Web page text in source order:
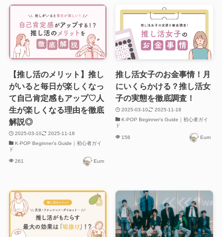
【推し活のメリット】推し
がいると毎日が楽しくなっ
て自己肯定感もアップ♡人
生が楽しくなる理由を徹底
解説◎
2025-03-10
2025-11-18
K-POP Beginner's Guide｜初心者ガイ
ド
261 Eum
推し活女子のお金事情！月
にいくらかける？推し活女
子の実態を徹底調査！
2025-03-10
2025-11-18
K-POP Beginner's Guide｜初心者ガイ
ド
156 Eum